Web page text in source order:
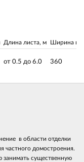
Длина листа, м Ширина
от 0.5 до 6.0 360
в области отделки
частного домостроения.
существенную